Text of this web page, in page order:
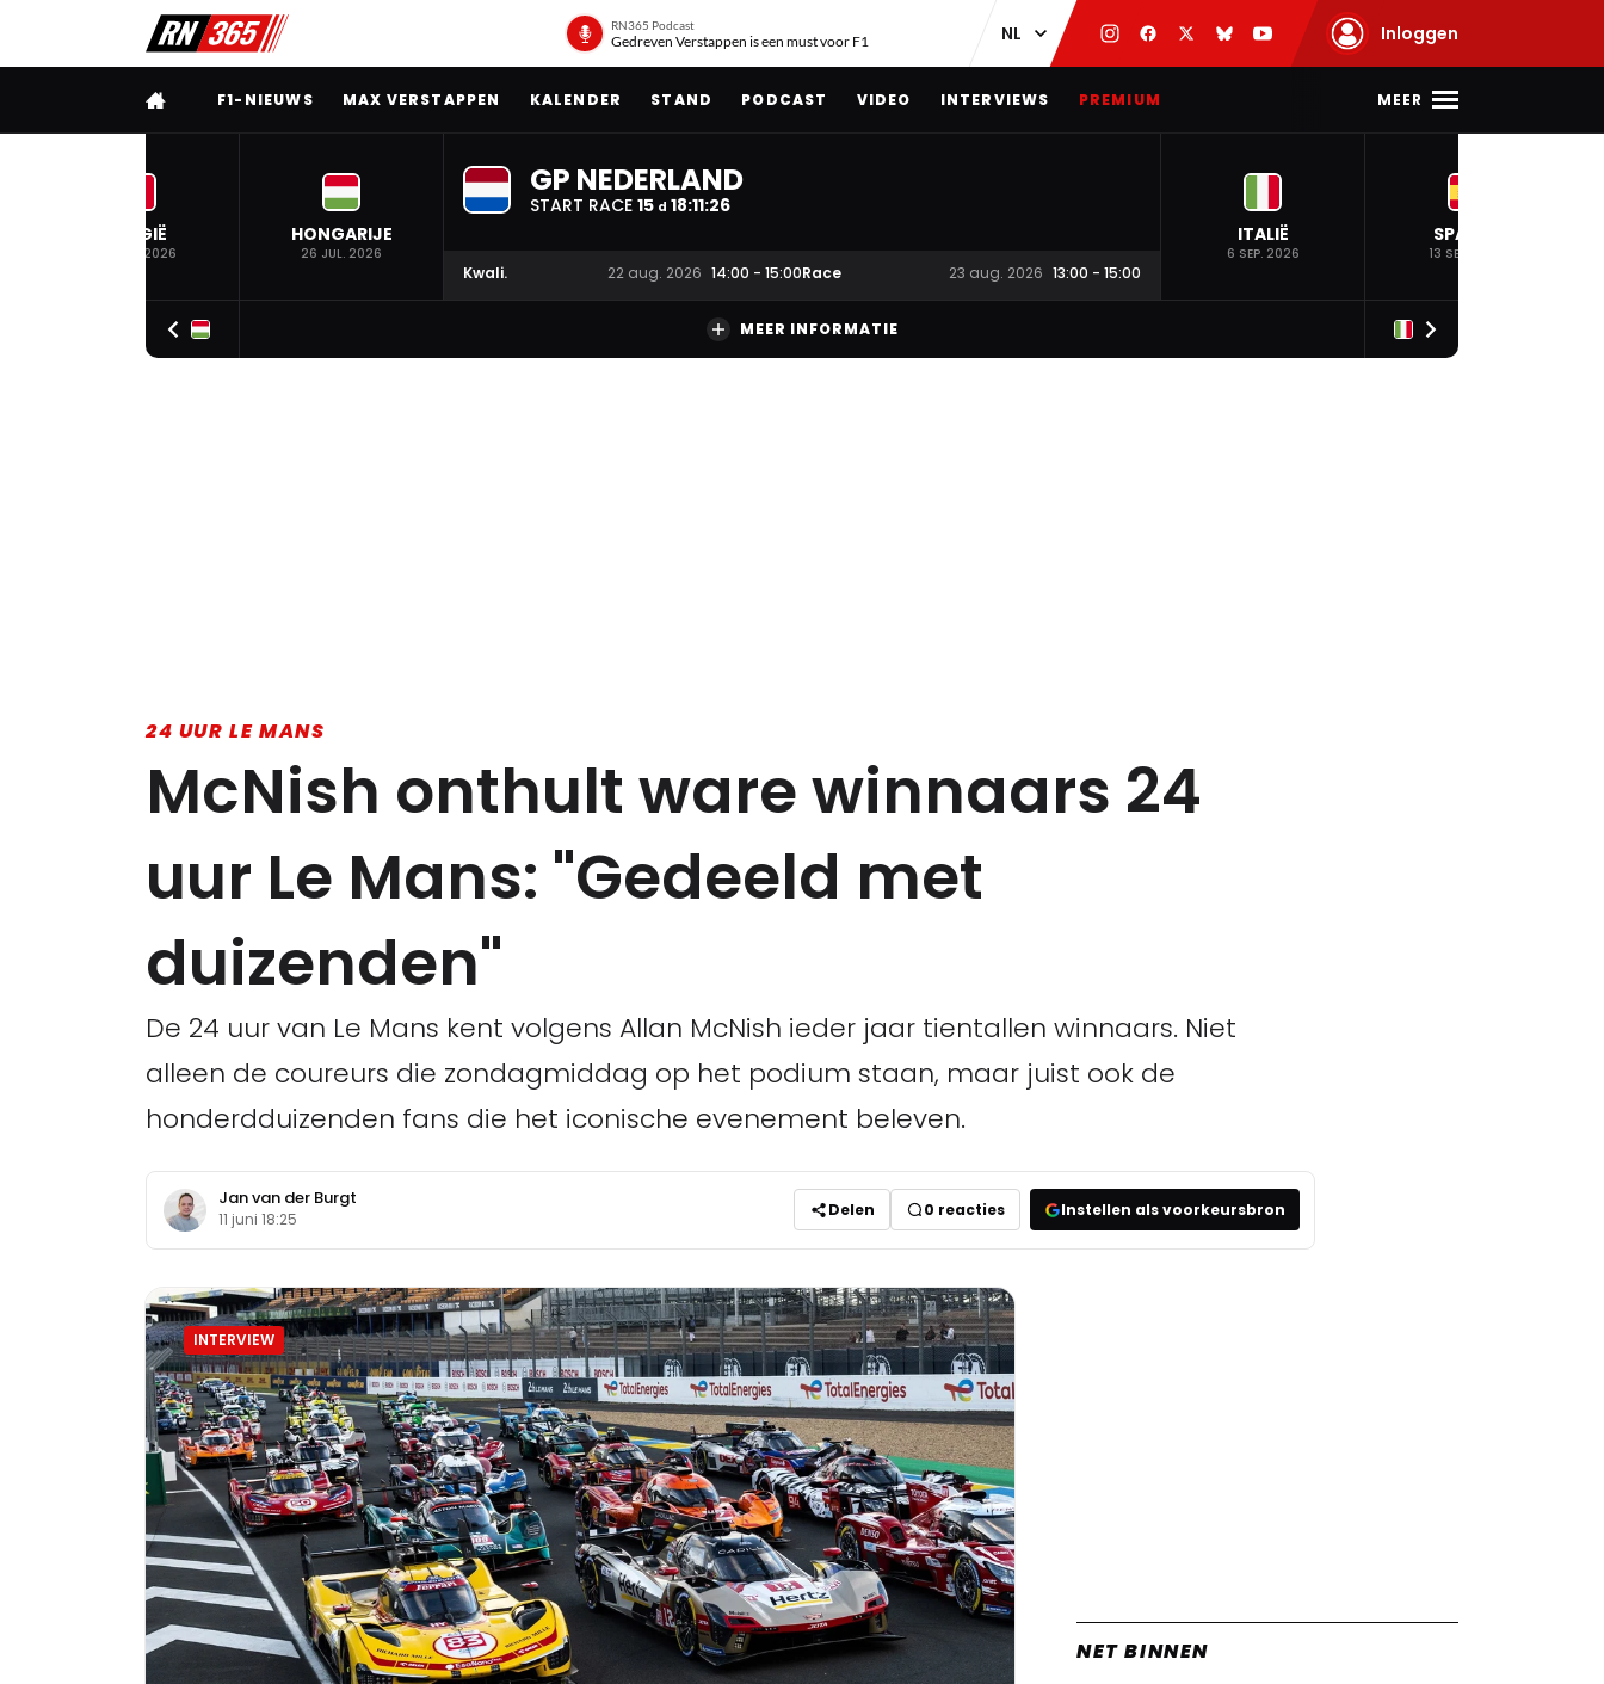
RN365 Podcast
Gedreven Verstappen is een must voor F1 Inloggen
VOLLEDIG MENU
F1-NIEUWS MAX VERSTAPPEN KALENDER STAND PODCAST VIDEO INTERVIEWS PREMIUM MEER
BELGIË
19 JUL. 2026
HONGARIJE
26 JUL. 2026
GP NEDERLAND
START RACE 15 d 18:11:26
Kwali. 22 aug. 2026 14:00 - 15:00Race 23 aug. 2026 13:00 - 15:00
ITALIË
6 SEP. 2026
SPANJE
13 SEP. 2026
MEER INFORMATIE
24 UUR LE MANS
McNish onthult ware winnaars 24
uur Le Mans: "Gedeeld met
duizenden"
De 24 uur van Le Mans kent volgens Allan McNish ieder jaar tientallen winnaars. Niet
alleen de coureurs die zondagmiddag op het podium staan, maar juist ook de
honderdduizenden fans die het iconische evenement beleven.
Jan van der Burgt
11 juni 18:25 Delen 0 reacties Instellen als voorkeursbron
INTERVIEW
NET BINNEN